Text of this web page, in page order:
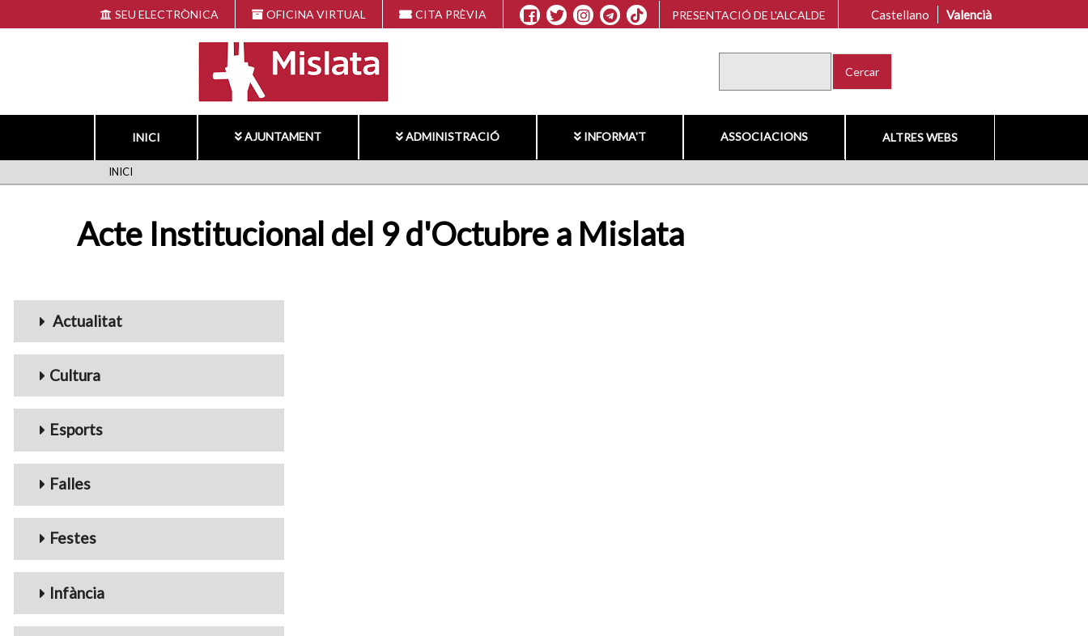
al
SEU ELECTRÒNICA OFICINA VIRTUAL CITA PRÈVIA PRESENTACIÓ DE L'ALCALDE Castellano Valencià
INICI AJUNTAMENT ADMINISTRACIÓ INFORMA'T ASSOCIACIONS ALTRES WEBS
FIL
D'ARIADNA
INICI
Acte Institucional del 9 d'Octubre a Mislata
Menu_Videos
Actualitat
Cultura
Esports
Falles
Festes
Infància